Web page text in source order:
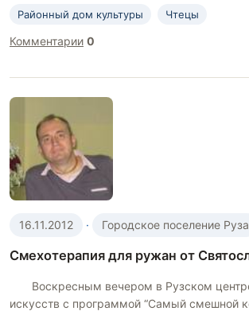
Районный дом культуры Чтецы
Комментарии 0
16.11.2012 · Городское поселение Руза
Смехотерапия для ружан от
Воскресным вечером в Рузском
искусств с программой “Самый смешной